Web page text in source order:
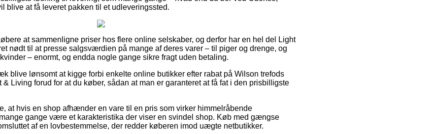
blive at få leveret pakken til et udleveringssted.
at sammenligne priser hos flere online selskaber, og derfor har en hel del Light
nødt til at presse salgsværdien på mange af deres varer – til piger og drenge, og
– enormt, og endda nogle gange sikre fragt uden betaling.
blive lønsomt at kigge forbi enkelte online butikker efter rabat på Wilson trefods
& Living forud for at du køber, sådan at man er garanteret at få fat i den prisbilligste
at hvis en shop afhænder en vare til en pris som virker himmelråbende
gange være et karakteristika der viser en svindel shop. Køb med gængse
af en lovbestemmelse, der redder køberen imod uægte netbutikker.